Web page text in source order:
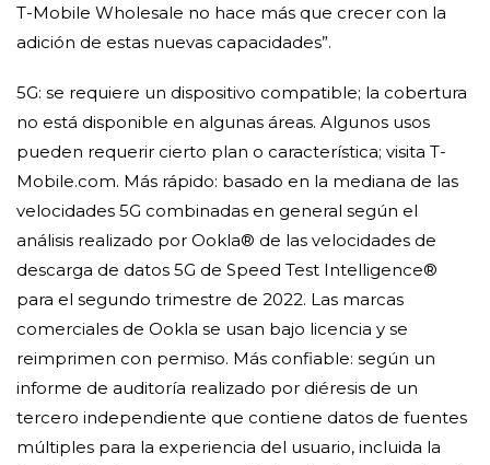
T-Mobile Wholesale no hace más que crecer con la
adición de estas nuevas capacidades”.
5G: se requiere un dispositivo compatible; la cobertura
no está disponible en algunas áreas. Algunos usos
pueden requerir cierto plan o característica; visita T-
Mobile.com. Más rápido: basado en la mediana de las
velocidades 5G combinadas en general según el
análisis realizado por Ookla® de las velocidades de
descarga de datos 5G de Speed ​​Test Intelligence®
para el segundo trimestre de 2022. Las marcas
comerciales de Ookla se usan bajo licencia y se
reimprimen con permiso. Más confiable: según un
informe de auditoría realizado por diéresis de un
tercero independiente que contiene datos de fuentes
múltiples para la experiencia del usuario, incluida la